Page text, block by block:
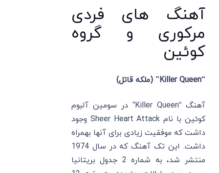
آهنگ های فردی
مرکوری و گروه
کوئین
“Killer Queen” (ملکه قاتل)
آهنگ “Killer Queen” در سومین آلبوم
کوئین با نام Sheer Heart Attack وجود
داشت که موفقیت زیادی برای آنها بهمراه
داشت. این تک آهنگ که در سال 1974
منتشر شد، به شماره 2 جدول بریتانیا